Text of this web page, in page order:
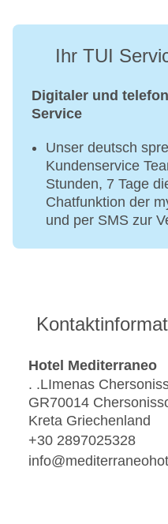
Ihr TUI
Digitaler und
Service
Unser deutsch
Kundenservice
Stunden, 7 Tage
Chatfunktion der
und per SMS zur
Hotel Mediterraneo
. .LImenas
GR70014
Kreta Griechenland
+30 2897025328